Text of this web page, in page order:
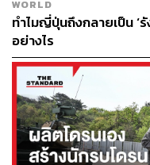
2017 โดยสาเหตุการจับ
3. คิมฮักซอง (Kim
วิทยาศาสตร์และเทคโน
ในเดือนพฤษภาคม ปี
พฤติกรรมเป็นปรปักษ์กับ
เกาหลีเหนือประกาศว่า
ข้อหาอาชญากรรม แต่ไม่
PUST คือมหาวิทยาลั
WORLD
ทำไมญี่ปุ่นถึงกลายเป็น
อย่างไร